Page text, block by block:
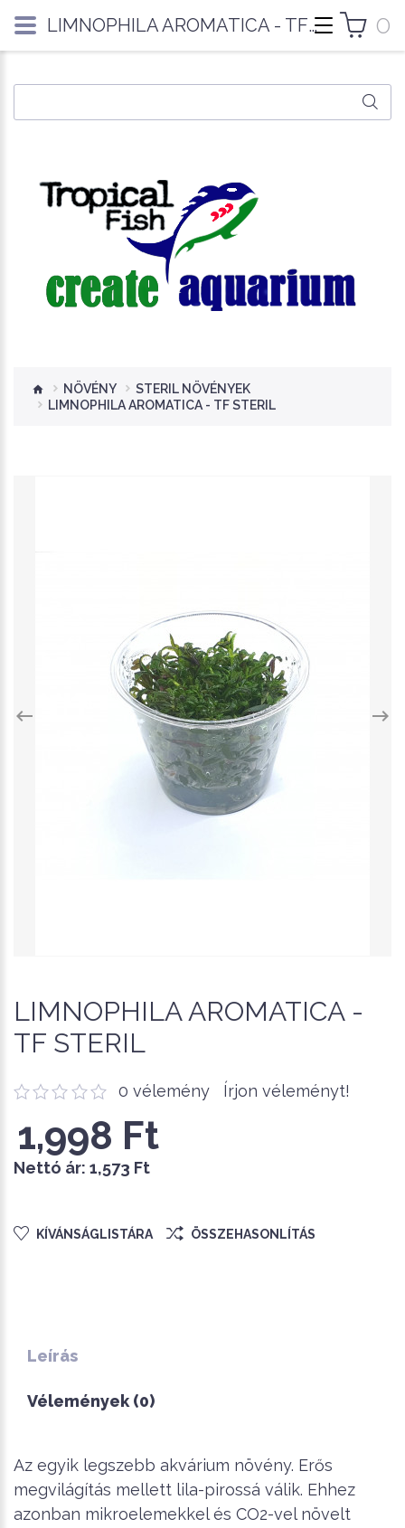
0
NÖVÉNY
STERIL NÖVÉNYEK
LIMNOPHILA AROMATICA - TF STERIL
LIMNOPHILA AROMATICA -
TF STERIL
0 vélemény Írjon véleményt!
1,998 Ft
Nettó ár: 1,573 Ft
KÍVÁNSÁGLISTÁRA ÖSSZEHASONLÍTÁS
Leírás
Vélemények (0)
Az egyik legszebb akvárium növény. Erős
megvilágítás mellett lila-pirossá válik. Ehhez
azonban mikroelemekkel és CO2-vel növelt
LIMNOPHILA AROMATICA - TF STERIL